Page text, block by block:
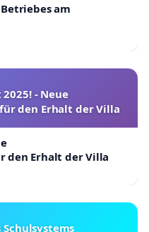
am
- Neue
den Erhalt der Villa
den Erhalt der Villa